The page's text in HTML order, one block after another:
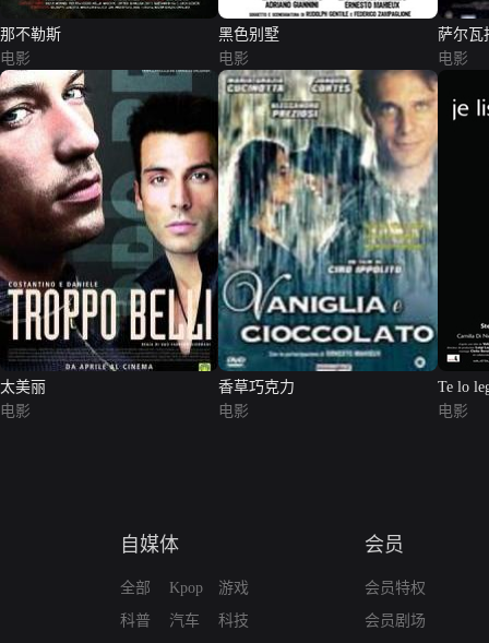
那不勒斯
电影
黑色别墅
电影
萨尔瓦
电影
太美丽
电影
香草巧克力
电影
Te lo
电影
自媒体
全部
科普
Kpop
汽车
游戏
科技
会员
会员特权
会员剧场